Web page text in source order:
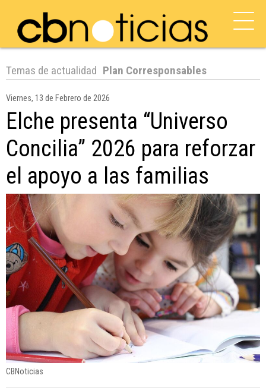
Temas de actualidad Plan Corresponsables
Viernes, 13 de Febrero de 2026
Elche presenta “Universo
Concilia” 2026 para reforzar
el apoyo a las familias
CBNoticias